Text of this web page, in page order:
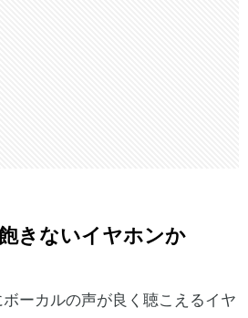
きないイヤホンか
ーカルの声が良く聴こえるイヤ